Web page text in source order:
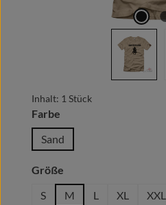
Inhalt: 1 Stück
Farbe
Sand
Größe
S
M L XL XXL